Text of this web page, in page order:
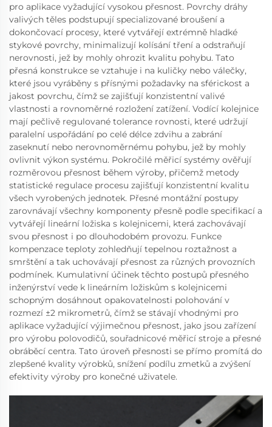
pro aplikace vyžadující vysokou přesnost. Povrchy dráhy
valivých těles podstupují specializované broušení a
dokončovací procesy, které vytvářejí extrémně hladké
stykové povrchy, minimalizují kolísání tření a odstraňují
nerovnosti, jež by mohly ohrozit kvalitu pohybu. Tato
přesná konstrukce se vztahuje i na kuličky nebo válečky,
které jsou vyráběny s přísnými požadavky na sférickost a
jakost povrchu, čímž se zajišťují konzistentní valivé
vlastnosti a rovnoměrné rozložení zatížení. Vodící kolejnice
mají pečlivě regulované tolerance rovnosti, které udržují
paralelní uspořádání po celé délce zdvihu a zabrání
zaseknutí nebo nerovnoměrnému pohybu, jež by mohly
ovlivnit výkon systému. Pokročilé měřicí systémy ověřují
rozměrovou přesnost během výroby, přičemž metody
statistické regulace procesu zajišťují konzistentní kvalitu
všech vyrobených jednotek. Přesné montážní postupy
zarovnávají všechny komponenty přesně podle specifikací a
vytvářejí lineární ložiska s kolejnicemi, která zachovávají
svou přesnost i po dlouhodobém provozu. Funkce
kompenzace teploty zohledňují tepelnou roztažnost a
smrštění a tak uchovávají přesnost za různých provozních
podmínek. Kumulativní účinek těchto postupů přesného
inženýrství vede k lineárním ložiskům s kolejnicemi
schopným dosáhnout opakovatelnosti polohování v
rozmezí ±2 mikrometrů, čímž se stávají vhodnými pro
aplikace vyžadující výjimečnou přesnost, jako jsou zařízení
pro výrobu polovodičů, souřadnicové měřicí stroje a přesné
obráběcí centra. Tato úroveň přesnosti se přímo promítá do
zlepšené kvality výrobků, snížení podílu zmetků a zvýšení
efektivity výroby pro konečné uživatele.